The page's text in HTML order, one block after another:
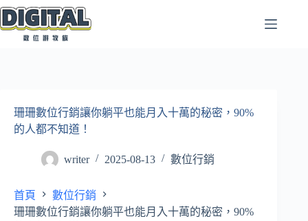
跳
至
珊珊數位行銷讓你躺平也能月入十萬的秘密，90%
的人都不知道！
writer 2025-08-13 數位行銷
首頁
數位行銷
珊珊數位行銷讓你躺平也能月入十萬的秘密，90%